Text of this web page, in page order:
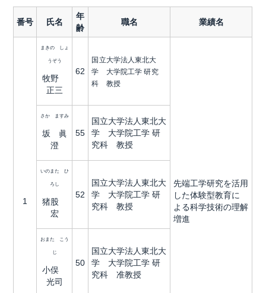
番号 氏名
年
齢
職名 業績名
1
まきの しょ
うぞう
牧野
正三
62
国立大学法人東北大
学 大学院工学 研究
科 教授
先端工学研究を活用
した体験型教育に
よる科学技術の理解
増進
さか ますみ
坂 眞
澄
55
国立大学法人東北大
学 大学院工学 研
究科 教授
いのまた ひ
ろし
猪股
宏
52
国立大学法人東北大
学 大学院工学 研
究科 教授
おまた こう
じ
小俣
光司
50
国立大学法人東北大
学 大学院工学 研
究科 准教授